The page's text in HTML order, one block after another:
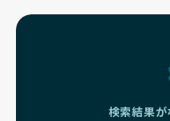
検索結果が